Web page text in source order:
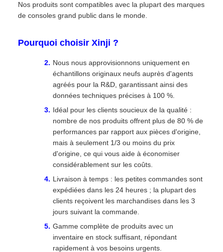
Nos produits sont compatibles avec la plupart des marques
de consoles grand public dans le monde.
Pourquoi choisir Xinji ?
Nous nous approvisionnons uniquement en
échantillons originaux neufs auprès d'agents
agréés pour la R&D, garantissant ainsi des
données techniques précises à 100 %.
Idéal pour les clients soucieux de la qualité :
nombre de nos produits offrent plus de 80 % de
performances par rapport aux pièces d'origine,
mais à seulement 1/3 ou moins du prix
d'origine, ce qui vous aide à économiser
considérablement sur les coûts.
Livraison à temps : les petites commandes sont
expédiées dans les 24 heures ; la plupart des
clients reçoivent les marchandises dans les 3
jours suivant la commande.
Gamme complète de produits avec un
inventaire en stock suffisant, répondant
rapidement à vos besoins urgents.